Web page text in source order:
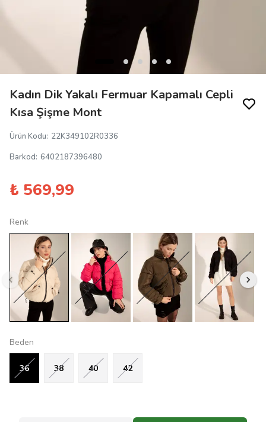
Kadın Dik Yakalı Fermuar Kapamalı Cepli
Kısa Şişme Mont
Ürün Kodu: 22K349102R0336
Barkod: 6402187396480
₺ 569,99
Renk
Beden
36 38 40 42